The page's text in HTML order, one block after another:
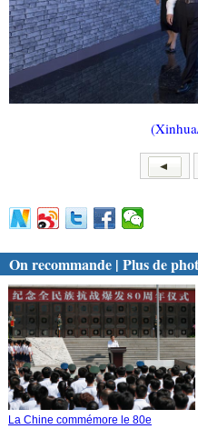
VIDÉOS
On recommande | Plus de
La Chine commémore le 80e